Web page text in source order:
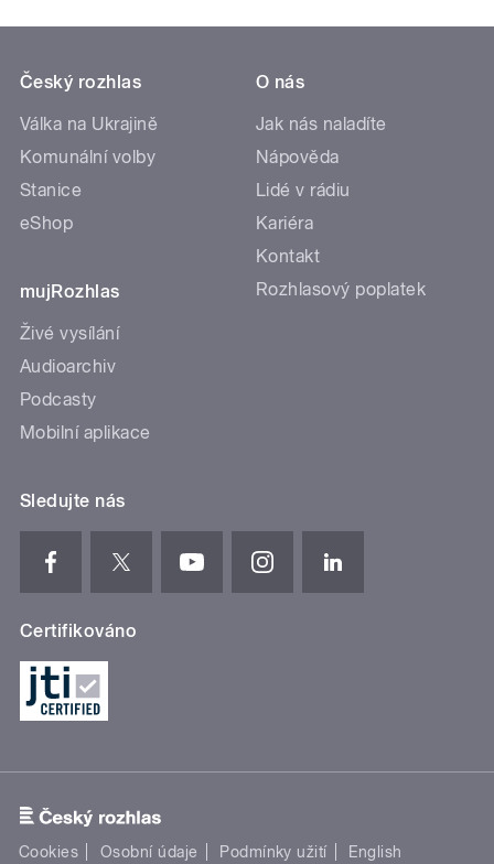
Český rozhlas
Válka na Ukrajině
Komunální volby
Stanice
eShop
mujRozhlas
Živé vysílání
Audioarchiv
Podcasty
Mobilní aplikace
O nás
Jak nás naladíte
Nápověda
Lidé v rádiu
Kariéra
Kontakt
Rozhlasový poplatek
Sledujte nás
Certifikováno
Cookies Osobní údaje Podmínky užití English